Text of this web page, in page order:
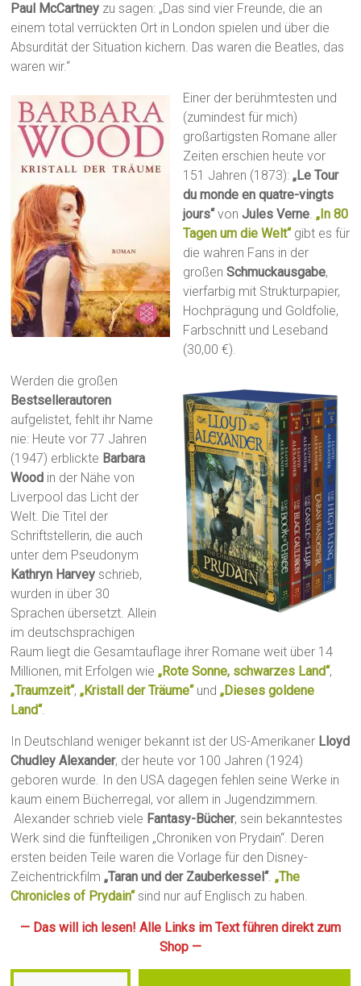
Paul McCartney zu sagen: „Das sind vier Freunde, die an
einem total verrückten Ort in London spielen und über die
Absurdität der Situation kichern. Das waren die Beatles, das
waren wir.“
Einer der berühmtesten und
(zumindest für mich)
großartigsten Romane aller
Zeiten erschien heute vor
151 Jahren (1873):„Le Tour
du monde en quatre-vingts
jours“ vonJules Verne.„In 80
Tagen um die Welt“ gibt es für
die wahren Fans in der
großenSchmuckausgabe,
vierfarbig mit Strukturpapier,
Hochprägung und Goldfolie,
Farbschnitt und Leseband
(30,00 €).
Werden die großen
Bestsellerautoren
aufgelistet, fehlt ihr Name
nie: Heute vor 77 Jahren
(1947) erblickte Barbara
Wood in der Nähe von
Liverpool das Licht der
Welt. Die Titel der
Schriftstellerin, die auch
unter dem Pseudonym
Kathryn Harvey schrieb,
wurden in über 30
Sprachen übersetzt. Allein
im deutschsprachigen
Raum liegt die Gesamtauflage ihrer Romane weit über 14
Millionen, mit Erfolgen wie„Rote Sonne, schwarzes Land“,
„Traumzeit“, „Kristall der Träume“ und „Dieses goldene
Land“.
In Deutschland weniger bekannt ist der US-Amerikaner Lloyd
Chudley Alexander, der heute vor 100 Jahren (1924)
geboren wurde. In den USA dagegen fehlen seine Werke in
kaum einem Bücherregal, vor allem in Jugendzimmern.
Alexander schrieb viele Fantasy-Bücher, sein bekanntestes
Werk sind die fünfteiligen „Chroniken von Prydain“. Deren
ersten beiden Teile waren die Vorlage für den Disney-
Zeichentrickfilm„Taran und der Zauberkessel“.„The
Chronicles of Prydain“ sind nur auf Englisch zu haben.
— Das will ich lesen! Alle Links im Text führen direkt zum
Shop —
Gib deine E-Mail-Adresse ein …